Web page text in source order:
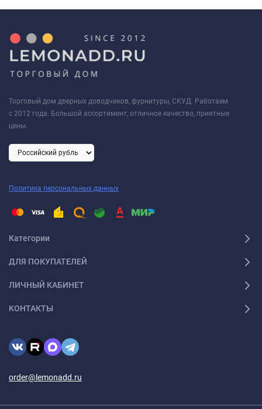
Торговый дом дверных доводчиков, фурнитуры, СКУД. Работаем
с 2012 года. Большой ассортимент, отличное качество, приятные
цены.
Политика персональных данных
Категории
ДЛЯ ПОКУПАТЕЛЕЙ
ЛИЧНЫЙ КАБИНЕТ
КОНТАКТЫ
order@lemonadd.ru